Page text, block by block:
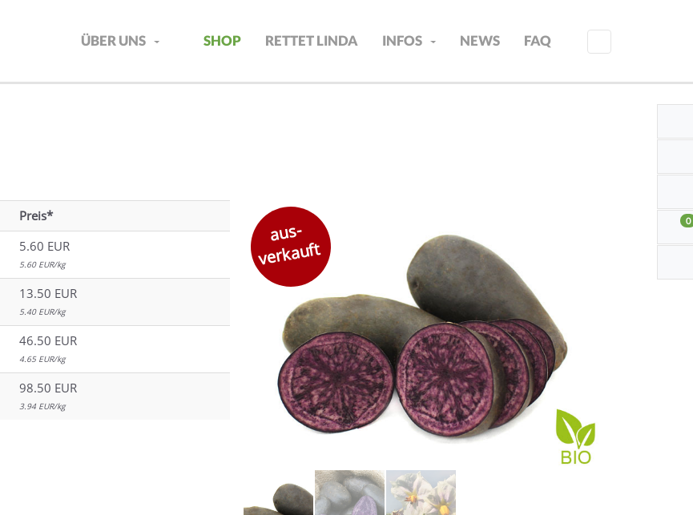
ÜBER UNS SHOP RETTET LINDA INFOS NEWS FAQ
Preis*
5.60 EUR
5.60 EUR/kg
13.50 EUR
5.40 EUR/kg
46.50 EUR
4.65 EUR/kg
98.50 EUR
3.94 EUR/kg
aus-
verkauft verkauft
0